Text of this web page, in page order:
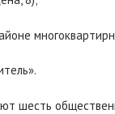
шесть